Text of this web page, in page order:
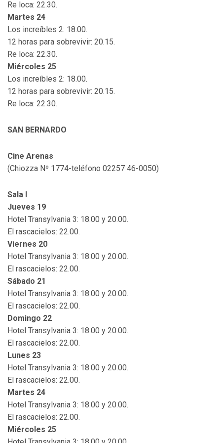
Re loca: 22.30.
Martes 24
Los increíbles 2: 18.00.
12 horas para sobrevivir: 20.15.
Re loca: 22.30.
Miércoles 25
Los increíbles 2: 18.00.
12 horas para sobrevivir: 20.15.
Re loca: 22.30.
SAN BERNARDO
Cine Arenas
(Chiozza Nº 1774-teléfono 02257 46-0050)
Sala I
Jueves 19
Hotel Transylvania 3: 18.00 y 20.00.
El rascacielos: 22.00.
Viernes 20
Hotel Transylvania 3: 18.00 y 20.00.
El rascacielos: 22.00.
Sábado 21
Hotel Transylvania 3: 18.00 y 20.00.
El rascacielos: 22.00.
Domingo 22
Hotel Transylvania 3: 18.00 y 20.00.
El rascacielos: 22.00.
Lunes 23
Hotel Transylvania 3: 18.00 y 20.00.
El rascacielos: 22.00.
Martes 24
Hotel Transylvania 3: 18.00 y 20.00.
El rascacielos: 22.00.
Miércoles 25